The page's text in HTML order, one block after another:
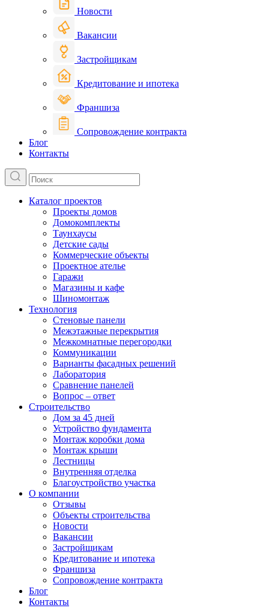
Новости
Вакансии
Застройщикам
Кредитование и ипотека
Франшиза
Сопровождение контракта
Блог
Контакты
Каталог проектов
Проекты домов
Домокомплекты
Таунхаусы
Детские сады
Коммерческие объекты
Проектное ателье
Гаражи
Магазины и кафе
Шиномонтаж
Технология
Стеновые панели
Межэтажные перекрытия
Межкомнатные перегородки
Коммуникации
Варианты фасадных решений
Лаборатория
Сравнение панелей
Вопрос – ответ
Строительство
Дом за 45 дней
Устройство фундамента
Монтаж коробки дома
Монтаж крыши
Лестницы
Внутренняя отделка
Благоустройство участка
О компании
Отзывы
Объекты строительства
Новости
Вакансии
Застройщикам
Кредитование и ипотека
Франшиза
Сопровождение контракта
Блог
Контакты